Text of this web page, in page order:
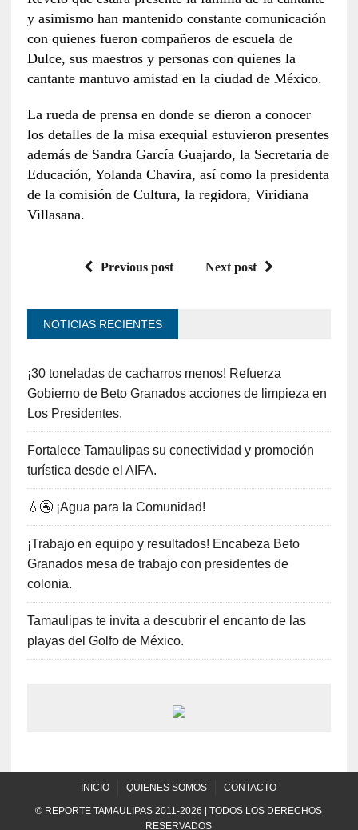
y asimismo han mantenido constante comunicación
con quienes fueron compañeros de escuela de
Dulce, sus maestros y personas con quienes la
cantante mantuvo amistad en la ciudad de México.
La rueda de prensa en donde se dieron a conocer
los detalles de la misa exequial estuvieron presentes
además de Sandra García Guajardo, la Secretaria de
Educación, Yolanda Chavira, así como la presidenta
de la comisión de Cultura, la regidora, Viridiana
Villasana.
Previous post Next post
NOTICIAS RECIENTES
¡30 toneladas de cacharros menos! Refuerza
Gobierno de Beto Granados acciones de limpieza en
Los Presidentes.
Fortalece Tamaulipas su conectividad y promoción
turística desde el AIFA.
💧🚰 ¡Agua para la Comunidad!
¡Trabajo en equipo y resultados! Encabeza Beto
Granados mesa de trabajo con presidentes de
colonia.
Tamaulipas te invita a descubrir el encanto de las
playas del Golfo de México.
INICIO QUIENES SOMOS CONTACTO
© REPORTE TAMAULIPAS 2011-2026 | TODOS LOS DERECHOS
RESERVADOS